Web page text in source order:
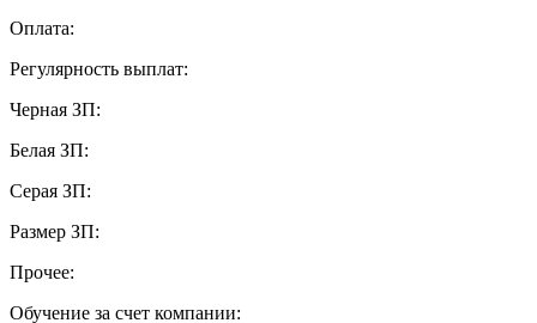
Оплата:
Регулярность выплат:
Черная ЗП:
Белая ЗП:
Серая ЗП:
Размер ЗП:
Прочее:
Обучение за счет компании: